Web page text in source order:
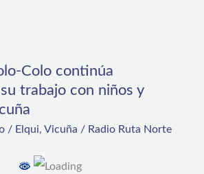
Colo continúa
trabajo con niños y
/ Elqui, Vicuña / Radio Ruta Norte